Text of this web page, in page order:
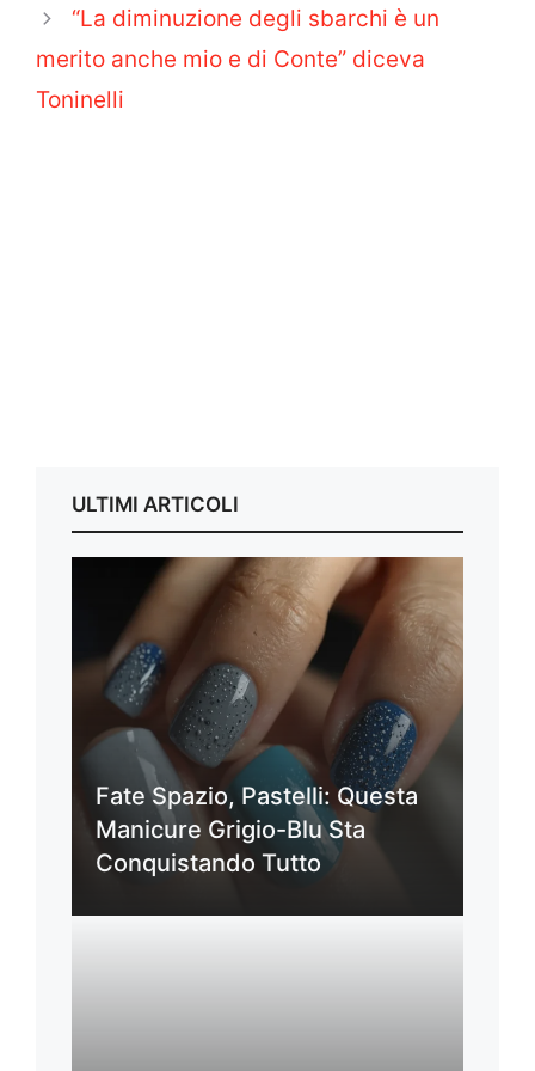
“La diminuzione degli sbarchi è un
merito anche mio e di Conte” diceva
Toninelli
ULTIMI ARTICOLI
Fate Spazio, Pastelli: Questa
Manicure Grigio-Blu Sta
Conquistando Tutto